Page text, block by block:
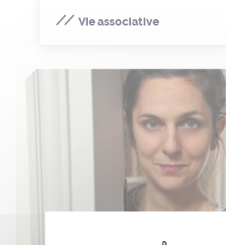
Vie associative